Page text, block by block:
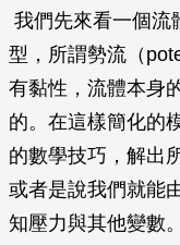
我們先來看一個
型，所謂勢流（
有黏性，流體本身
的。在這樣簡化的
的數學技巧，解出
或者是說我們就能
知壓力與其他變數